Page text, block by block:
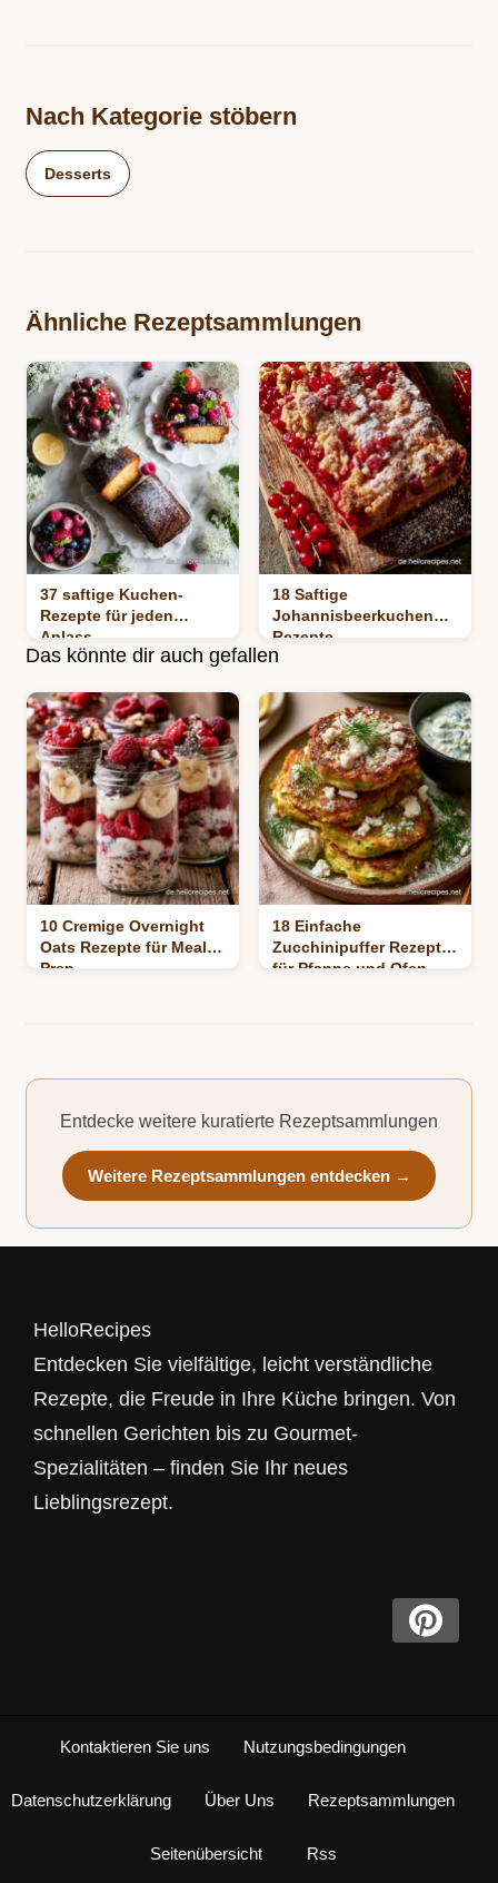
Nach Kategorie stöbern
Desserts
Ähnliche Rezeptsammlungen
37 saftige Kuchen-
Rezepte für jeden
Anlass
18 Saftige
Johannisbeerkuchen
Rezepte
Das könnte dir auch gefallen
10 Cremige Overnight
Oats Rezepte für Meal
Prep
18 Einfache
Zucchinipuffer Rezepte
für Pfanne und Ofen
Entdecke weitere kuratierte Rezeptsammlungen
Weitere Rezeptsammlungen entdecken →
HelloRecipes
Entdecken Sie vielfältige, leicht verständliche
Rezepte, die Freude in Ihre Küche bringen. Von
schnellen Gerichten bis zu Gourmet-
Spezialitäten – finden Sie Ihr neues
Lieblingsrezept.
Kontaktieren Sie uns Nutzungsbedingungen
Datenschutzerklärung Über Uns Rezeptsammlungen
Seitenübersicht Rss